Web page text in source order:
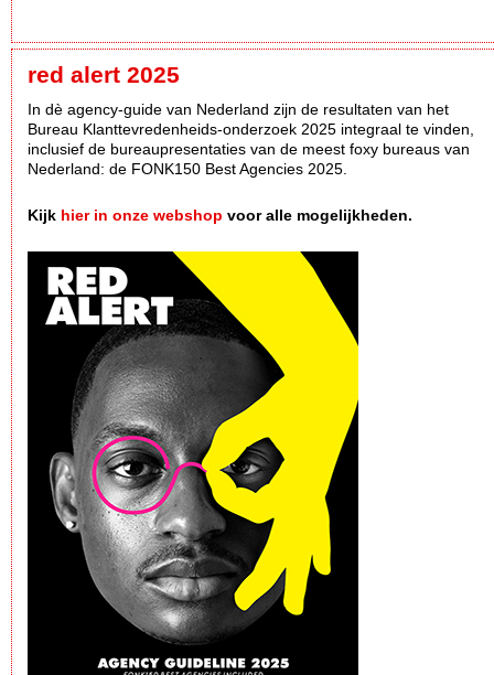
red alert 2025
In dè agency-guide van Nederland zijn de resultaten van het
Bureau Klanttevredenheids-onderzoek 2025 integraal te vinden,
inclusief de bureaupresentaties van de meest foxy bureaus van
Nederland: de FONK150 Best Agencies 2025.
Kijk hier in onze webshop voor alle mogelijkheden.